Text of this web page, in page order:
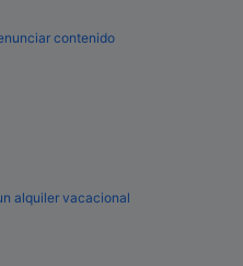
contenido
alquiler vacacional